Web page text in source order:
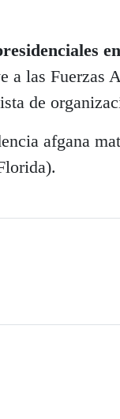
las Fuerzas
de
afgana